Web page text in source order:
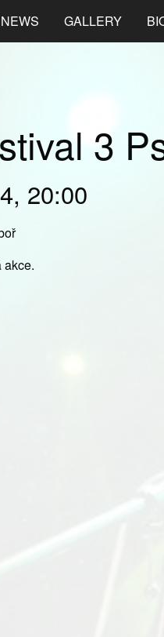
NEWS GALLERY
3
20:00
akce.